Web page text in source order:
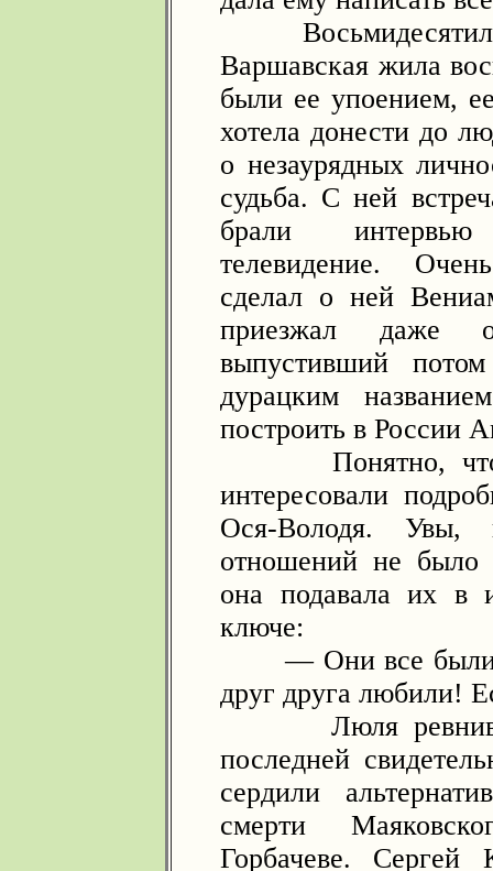
Варшавская жила
были ее упоением,
хотела донести до
о незаурядных
судьба. С ней
брали
телевидение.
сделал о ней
приезжал даже
выпустивший
дурацким
построить в России
Понятно, что
интересовали
Ося-Володя. Увы,
отношений не было
она подавала их в
ключе:
— Они все были
друг друга любили!
Люля ревниво
последней
сердили
смерти
Горбачеве.